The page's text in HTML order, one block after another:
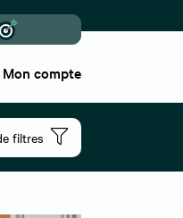
Mon compte
filtres